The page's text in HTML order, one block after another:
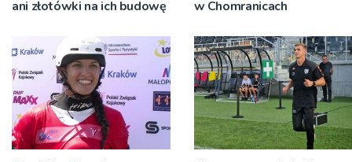
ani złotówki na ich budowę w Chomranicach